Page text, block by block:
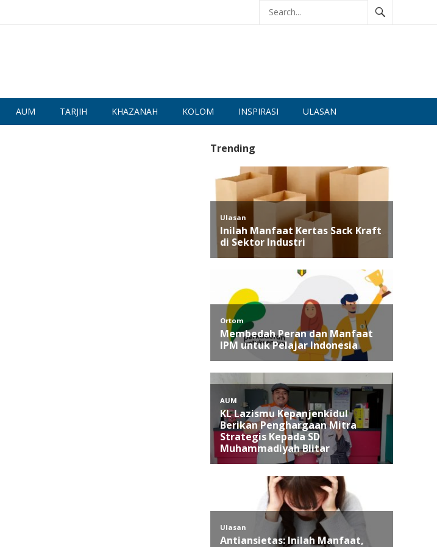
AUM TARJIH KHAZANAH KOLOM INSPIRASI ULASAN
Trending